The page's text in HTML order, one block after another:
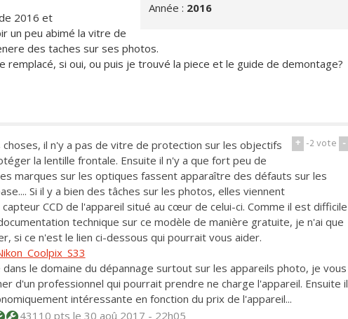
Année : 2016
2016 et
un peu abimé la vitre de
des taches sur ses photos.
si oui, ou puis je trouvé la piece et le guide de demontage?
+ -2vote -
il n'y a pas de vitre de protection sur les objectifs
la lentille frontale. Ensuite il n'y a que fort peu de
marques sur les optiques fassent apparaître des défauts sur les
Si il y a bien des tâches sur les photos, elles viennent
CCD de l'appareil situé au cœur de celui-ci. Comme il est difficile
technique sur ce modèle de manière gratuite, je n'ai que
si ce n'est le lien ci-dessous qui pourrait vous aider.
le domaine du dépannage surtout sur les appareils photo, je vous
d'un professionnel qui pourrait prendre ne charge l'appareil. Ensuite il
intéressante en fonction du prix de l'appareil...
43110 pts le 30 aoû 2017 - 22h05